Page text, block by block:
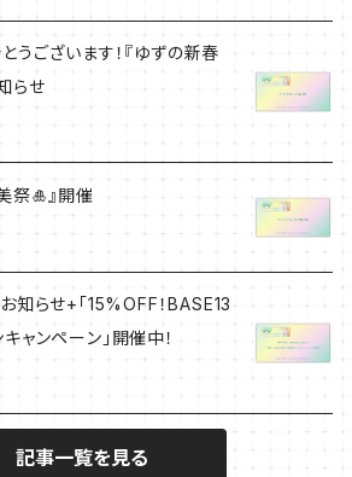
うございます！『ゆずの新春
らせ
祭🎍』開催
知らせ+「15%OFF！BASE13
ャンペーン」開催中！
記事一覧を見る